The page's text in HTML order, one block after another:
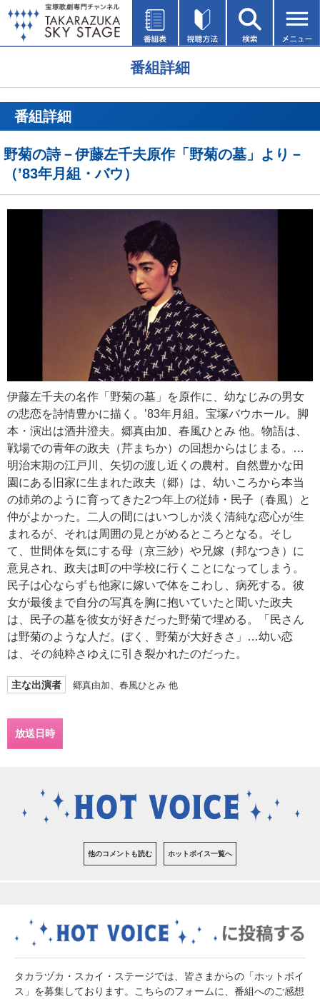
番組詳細
番組詳細
野菊の詩－伊藤左千夫原作「野菊の墓」より－
（’83年月組・バウ）
伊藤左千夫の名作「野菊の墓」を原作に、幼なじみの男女
の悲恋を詩情豊かに描く。’83年月組。宝塚バウホール。脚
本・演出は酒井澄夫。郷真由加、春風ひとみ 他。物語は、
戦場での青年の政夫（芹まちか）の回想からはじまる。…
明治末期の江戸川、矢切の渡し近くの農村。自然豊かな田
園にある旧家に生まれた政夫（郷）は、幼いころから本当
の姉弟のように育ってきた2つ年上の従姉・民子（春風）と
仲がよかった。二人の間にはいつしか淡く清純な恋心が生
まれるが、それは周囲の見とがめるところとなる。そし
て、世間体を気にする母（京三紗）や兄嫁（邦なつき）に
意見され、政夫は町の中学校に行くことになってしまう。
民子は心ならずも他家に嫁いで体をこわし、病死する。彼
女が最後まで自分の写真を胸に抱いていたと聞いた政夫
は、民子の墓を彼女が好きだった野菊で埋める。「民さん
は野菊のような人だ。ぼく、野菊が大好きさ」…幼い恋
は、その純粋さゆえに引き裂かれたのだった。
主な出演者 郷真由加、春風ひとみ 他
放送日時
他のコメントも読む ホットボイス一覧へ
タカラヅカ・スカイ・ステージでは、皆さまからの「ホットボイ
ス」を募集しております。こちらのフォームに、番組へのご感想